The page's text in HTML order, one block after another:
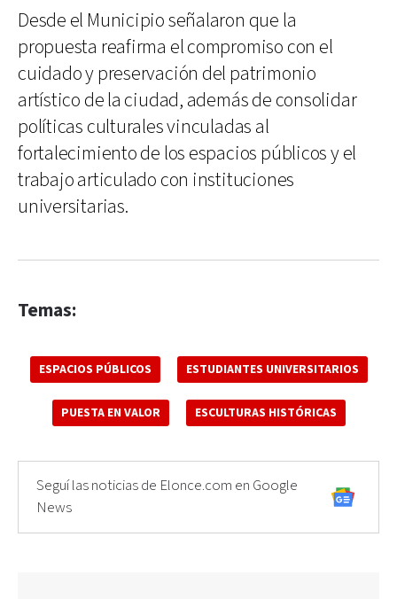
Desde el Municipio señalaron que la
propuesta reafirma el compromiso con el
cuidado y preservación del patrimonio
artístico de la ciudad, además de consolidar
políticas culturales vinculadas al
fortalecimiento de los espacios públicos y el
trabajo articulado con instituciones
universitarias.
Temas:
ESPACIOS PÚBLICOS ESTUDIANTES UNIVERSITARIOS
PUESTA EN VALOR ESCULTURAS HISTÓRICAS
Seguí las noticias de Elonce.com en Google
News